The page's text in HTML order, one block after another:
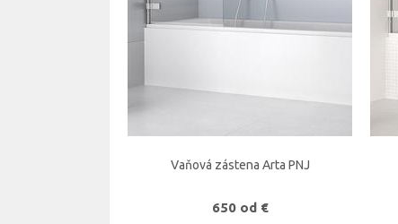
Vaňová zástena Arta PNJ
650 od €